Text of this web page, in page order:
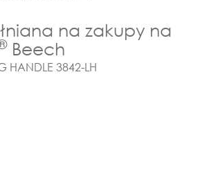
na zakupy na
Beech
HANDLE 3842-LH